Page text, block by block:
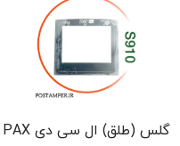
گلس (طلق) ال سی دی PAX